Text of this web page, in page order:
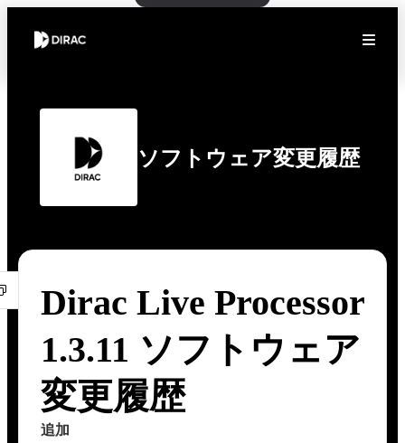
ソフトウェア変更履歴
Dirac Live Processor
1.3.11 ソフトウェア
変更履歴
追加